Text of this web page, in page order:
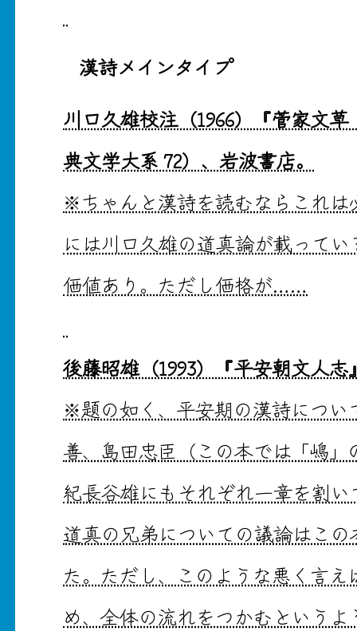
漢詩メインタイプ
川口久雄校注（1966）『菅家文
典文学大系 72）、岩波書店。
※ちゃんと漢詩を読むならこれは
には川口久雄の道真論が載って
価値あり。ただし価格が……
後藤昭雄（1993）『平安朝文人
※題の如く、平安期の漢詩につい
善、島田忠臣（この本では「嶋
紀長谷雄にもそれぞれ一章を割
道真の兄弟についての議論はこ
た。ただし、このような悪く言
め、全体の流れをつかむという